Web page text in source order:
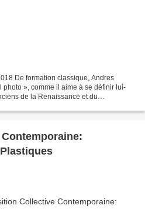
De formation classique, Andres
», comme il aime à se définir lui-
de la Renaissance et du